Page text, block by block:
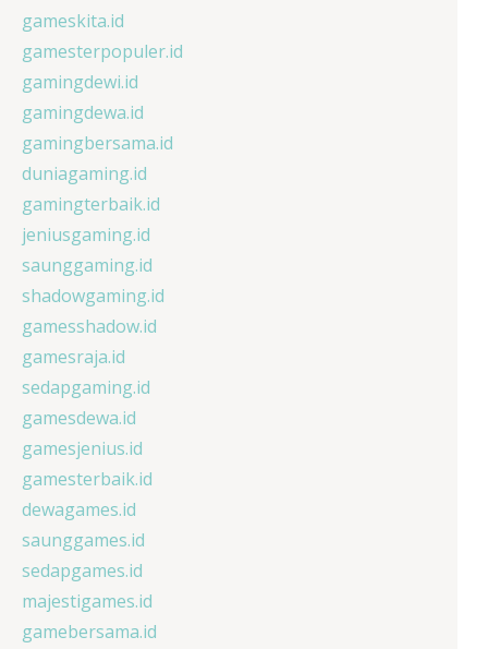
gameskita.id
gamesterpopuler.id
gamingdewi.id
gamingdewa.id
gamingbersama.id
duniagaming.id
gamingterbaik.id
jeniusgaming.id
saunggaming.id
shadowgaming.id
gamesshadow.id
gamesraja.id
sedapgaming.id
gamesdewa.id
gamesjenius.id
gamesterbaik.id
dewagames.id
saunggames.id
sedapgames.id
majestigames.id
gamebersama.id